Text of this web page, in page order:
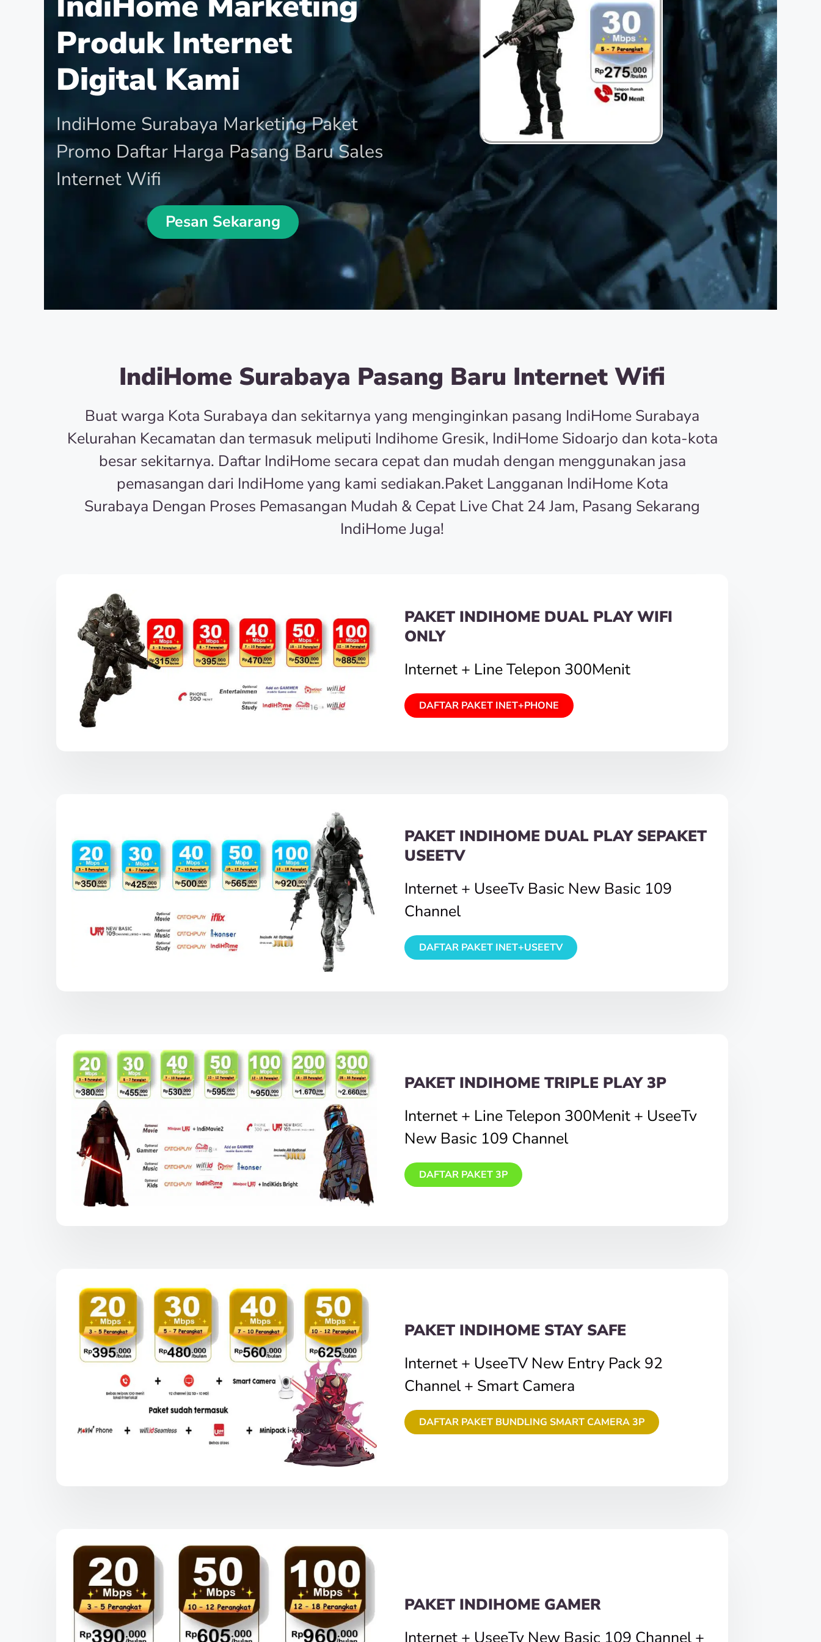
Produk Internet
Digital Kami
IndiHome Surabaya Marketing Paket
Promo Daftar Harga Pasang Baru Sales
Internet Wifi
Pesan Sekarang
IndiHome Surabaya Pasang Baru Internet Wifi
Buat warga Kota Surabaya dan sekitarnya yang menginginkan pasang IndiHome Surabaya
Kelurahan Kecamatan dan termasuk meliputi Indihome Gresik, IndiHome Sidoarjo dan kota-kota
besar sekitarnya. Daftar IndiHome secara cepat dan mudah dengan menggunakan jasa
pemasangan dari IndiHome yang kami sediakan.Paket Langganan IndiHome Kota
Surabaya Dengan Proses Pemasangan Mudah & Cepat Live Chat 24 Jam, Pasang Sekarang
IndiHome Juga!
PAKET INDIHOME DUAL PLAY WIFI
ONLY
Internet + Line Telepon 300Menit
DAFTAR PAKET INET+PHONE
PAKET INDIHOME DUAL PLAY SEPAKET
USEETV
Internet + UseeTv Basic New Basic 109
Channel
DAFTAR PAKET INET+USEETV
PAKET INDIHOME TRIPLE PLAY 3P
Internet + Line Telepon 300Menit + UseeTv
New Basic 109 Channel
DAFTAR PAKET 3P
PAKET INDIHOME STAY SAFE
Internet + UseeTV New Entry Pack 92
Channel + Smart Camera
DAFTAR PAKET BUNDLING SMART CAMERA 3P
PAKET INDIHOME GAMER